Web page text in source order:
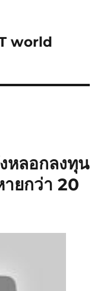
world
หลอกลงทุน
ายกว่า 20